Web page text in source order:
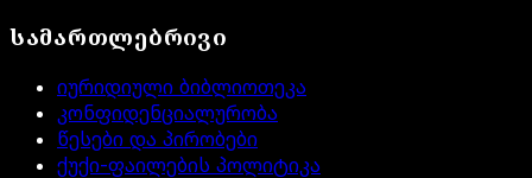
სამართლებრივი
იურიდიული ბიბლიოთეკა
კონფიდენციალურობა
წესები და პირობები
ქუქი-ფაილების პოლიტიკა